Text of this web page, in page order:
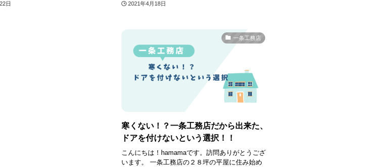
日 2021年4月18日
一条工務店
寒くない！？一条工務店だから出来た、
ドアを付けないという選択！！
こんにちは！hamamaです。訪問ありがとうござ
います。 一条工務店の２８坪の平屋に住み始め